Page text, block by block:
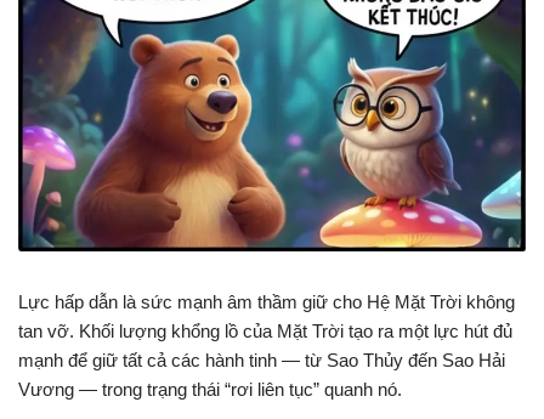
Lực hấp dẫn là sức mạnh âm thầm giữ cho Hệ Mặt Trời không
tan vỡ. Khối lượng khổng lồ của Mặt Trời tạo ra một lực hút đủ
mạnh để giữ tất cả các hành tinh — từ Sao Thủy đến Sao Hải
Vương — trong trạng thái “rơi liên tục” quanh nó.